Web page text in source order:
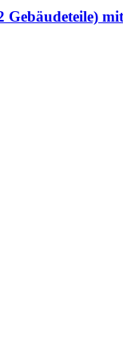
Gebäudeteile)